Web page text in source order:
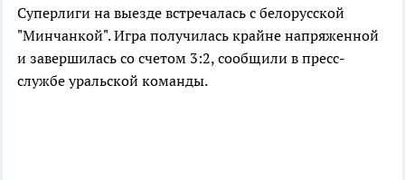
Суперлиги на выезде встречалась с белорусской
"Минчанкой". Игра получилась крайне напряженной
и завершилась со счетом 3:2, сообщили в пресс-
службе уральской команды.